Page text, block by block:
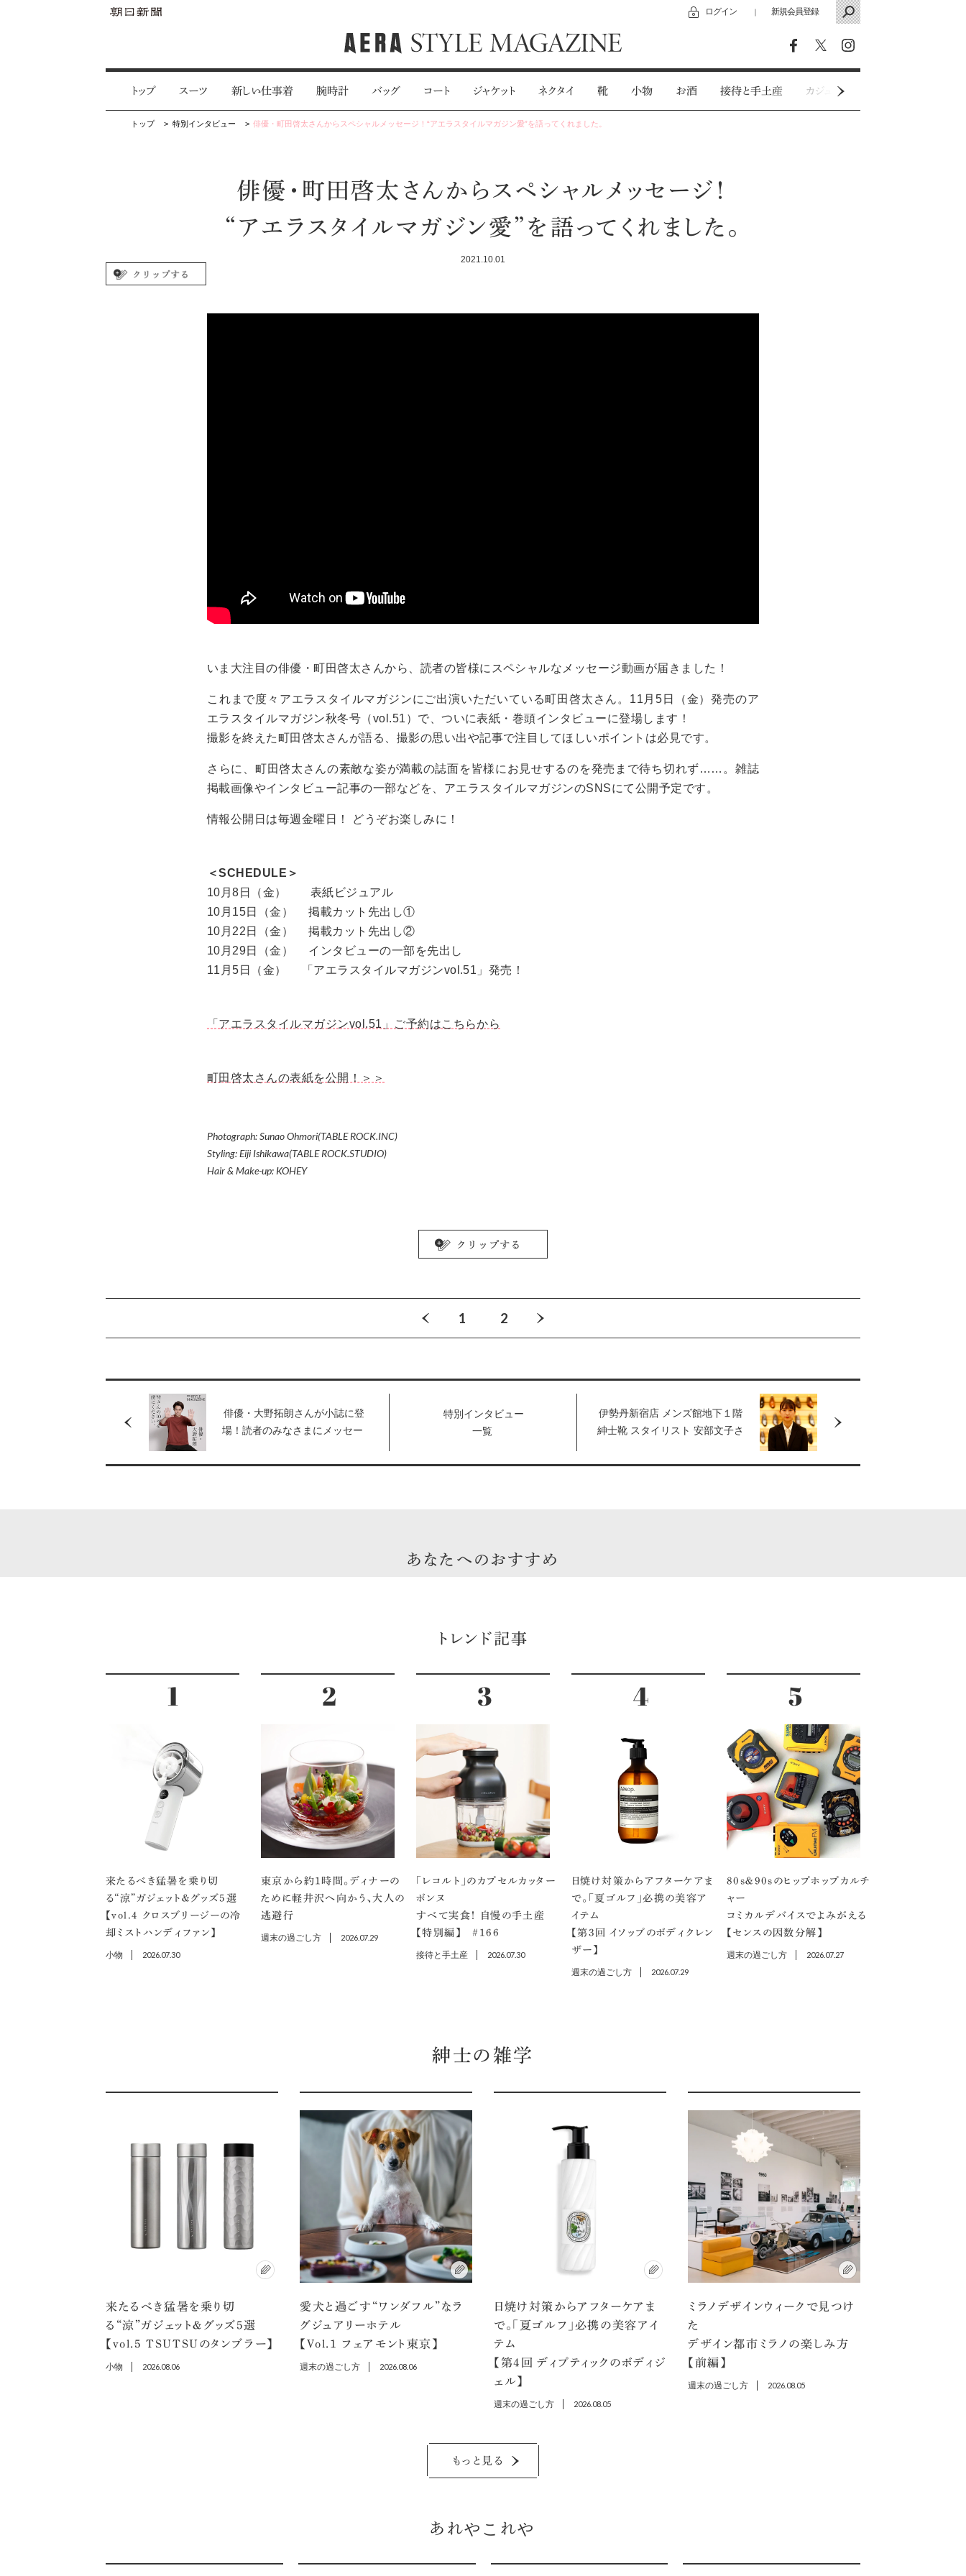
ログイン ｜ 新規会員登録
トップ スーツ 新しい仕事着 腕時計 バッグ コート ジャケット ネクタイ 靴 小物 お酒 接待と手土産 カジュアルウェア
トップ 特別インタビュー 俳優・町田啓太さんからスペシャルメッセージ！“アエラスタイルマガジン愛”を語ってくれました。
俳優・町田啓太さんからスペシャルメッセージ！
“アエラスタイルマガジン愛”を語ってくれました。
2021.10.01
いま大注目の俳優・町田啓太さんから、読者の皆様にスペシャルなメッセージ動画が届きました！
これまで度々アエラスタイルマガジンにご出演いただいている町田啓太さん。11月5日（金）発売のア
エラスタイルマガジン秋冬号（vol.51）で、ついに表紙・巻頭インタビューに登場します！
撮影を終えた町田啓太さんが語る、撮影の思い出や記事で注目してほしいポイントは必見です。
さらに、町田啓太さんの素敵な姿が満載の誌面を皆様にお見せするのを発売まで待ち切れず……。雑誌
掲載画像やインタビュー記事の一部などを、アエラスタイルマガジンのSNSにて公開予定です。
情報公開日は毎週金曜日！ どうぞお楽しみに！
＜SCHEDULE＞
10月8日（金） 表紙ビジュアル
10月15日（金） 掲載カット先出し①
10月22日（金） 掲載カット先出し②
10月29日（金） インタビューの一部を先出し
11月5日（金） 「アエラスタイルマガジンvol.51」発売！
「アエラスタイルマガジンvol.51」ご予約はこちらから
町田啓太さんの表紙を公開！＞＞
Photograph: Sunao Ohmori(TABLE ROCK.INC)
Styling: Eiji Ishikawa(TABLE ROCK.STUDIO)
Hair & Make-up: KOHEY
1 2
俳優・大野拓朗さんが小誌に登
場！読者のみなさまにメッセー
特別インタビュー
一覧
伊勢丹新宿店 メンズ館地下１階
紳士靴 スタイリスト 安部文子さ
品
あなたへのおすすめ
トレンド記事
来たるべき猛暑を乗り切
る“涼”ガジェット＆グッズ5選
【vol.４ クロスブリージーの冷
却ミストハンディファン】
小物 2026.07.30
東京から約1時間。ディナーの
ために軽井沢へ向かう、大人の
逃避行
週末の過ごし方 2026.07.29
「レコルト」のカプセルカッター
ボンヌ
すべて実食！ 自慢の手土産
【特別編】 ＃166
接待と手土産 2026.07.30
日焼け対策からアフターケアま
で。「夏ゴルフ」必携の美容ア
イテム
【第3回 イソップのボディクレン
ザー】
週末の過ごし方 2026.07.29
80s＆90sのヒップホップカルチ
ャー
コミカルデバイスでよみがえる
【センスの因数分解】
週末の過ごし方 2026.07.27
紳士の雑学
来たるべき猛暑を乗り切
る“涼”ガジェット＆グッズ5選
【vol.5 TSUTSUのタンブラー】
小物 2026.08.06
愛犬と過ごす“ワンダフル”なラ
グジュアリーホテル
【Vol.1 フェアモント東京】
週末の過ごし方 2026.08.06
日焼け対策からアフターケアま
で。「夏ゴルフ」必携の美容アイ
テム
【第4回 ディプティックのボディジ
ェル】
週末の過ごし方 2026.08.05
ミラノデザインウィークで見つけ
た
デザイン都市ミラノの楽しみ方
【前編】
週末の過ごし方 2026.08.05
もっと見る
あれやこれや